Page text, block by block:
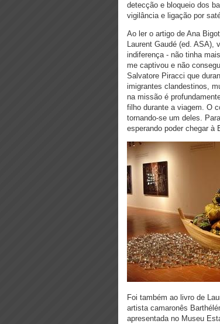
detecção e bloqueio dos
vigilância e ligação por
Ao ler o artigo de Ana
Laurent Gaudé (ed. ASA),
indiferença - não tinha
me captivou e não
Salvatore Piracci que
imigrantes clandestinos,
na missão é
filho durante a viagem. O
tornando-se um deles.
esperando poder chegar à
Foi também ao livro de
artista camaronês
apresentada no Museu